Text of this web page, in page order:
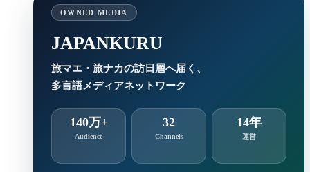
OWNED MEDIA
JAPANKURU
旅マエ・旅ナカの訪日層へ届く、
多言語メディアネットワーク
140万+
Audience
32
Channels
14年
運営